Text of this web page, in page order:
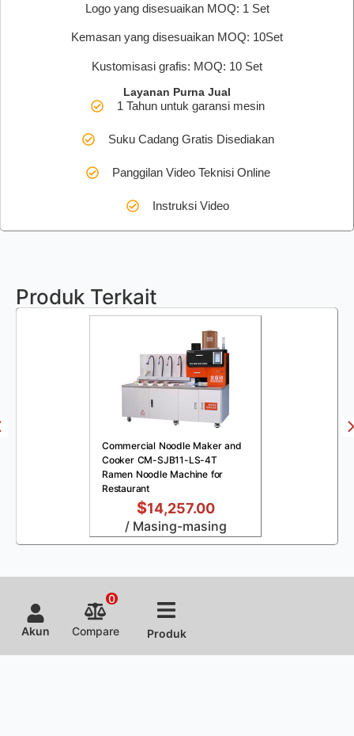
Logo yang disesuaikan MOQ: 1 Set
Kemasan yang disesuaikan MOQ: 10Set
Kustomisasi grafis: MOQ: 10 Set
Layanan Purna Jual
1 Tahun untuk garansi mesin
Suku Cadang Gratis Disediakan
Panggilan Video Teknisi Online
Instruksi Video
Produk Terkait
Commercial Noodle Maker and
Cooker CM-SJB11-LS-4T
Ramen Noodle Machine for
Restaurant
$14,257.00
/ Masing-masing
Akun Compare
0
Produk